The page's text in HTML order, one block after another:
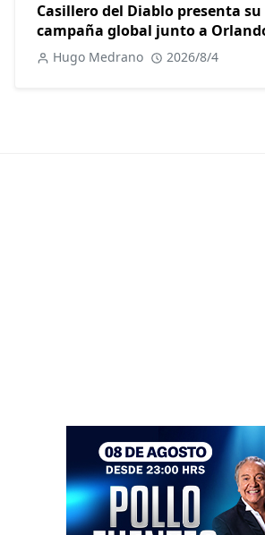
Casillero del Diablo presenta
campaña global junto a
Hugo Medrano 2026/8/4